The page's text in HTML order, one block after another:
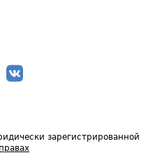
зарегистрированной